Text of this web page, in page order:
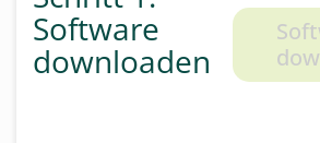
Software
downloaden